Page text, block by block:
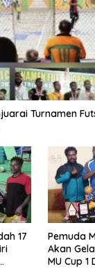
Turnamen
17
Pemuda
Akan
MU Cup 1